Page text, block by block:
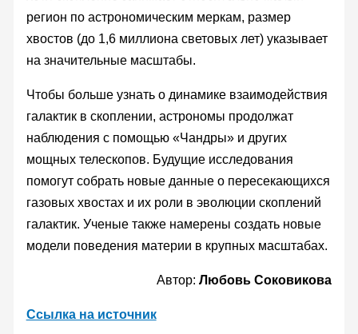
регион по астрономическим меркам, размер
хвостов (до 1,6 миллиона световых лет) указывает
на значительные масштабы.
Чтобы больше узнать о динамике взаимодействия
галактик в скоплении, астрономы продолжат
наблюдения с помощью «Чандры» и других
мощных телескопов. Будущие исследования
помогут собрать новые данные о пересекающихся
газовых хвостах и их роли в эволюции скоплений
галактик. Ученые также намерены создать новые
модели поведения материи в крупных масштабах.
Автор:Любовь Соковикова
Ссылка на источник